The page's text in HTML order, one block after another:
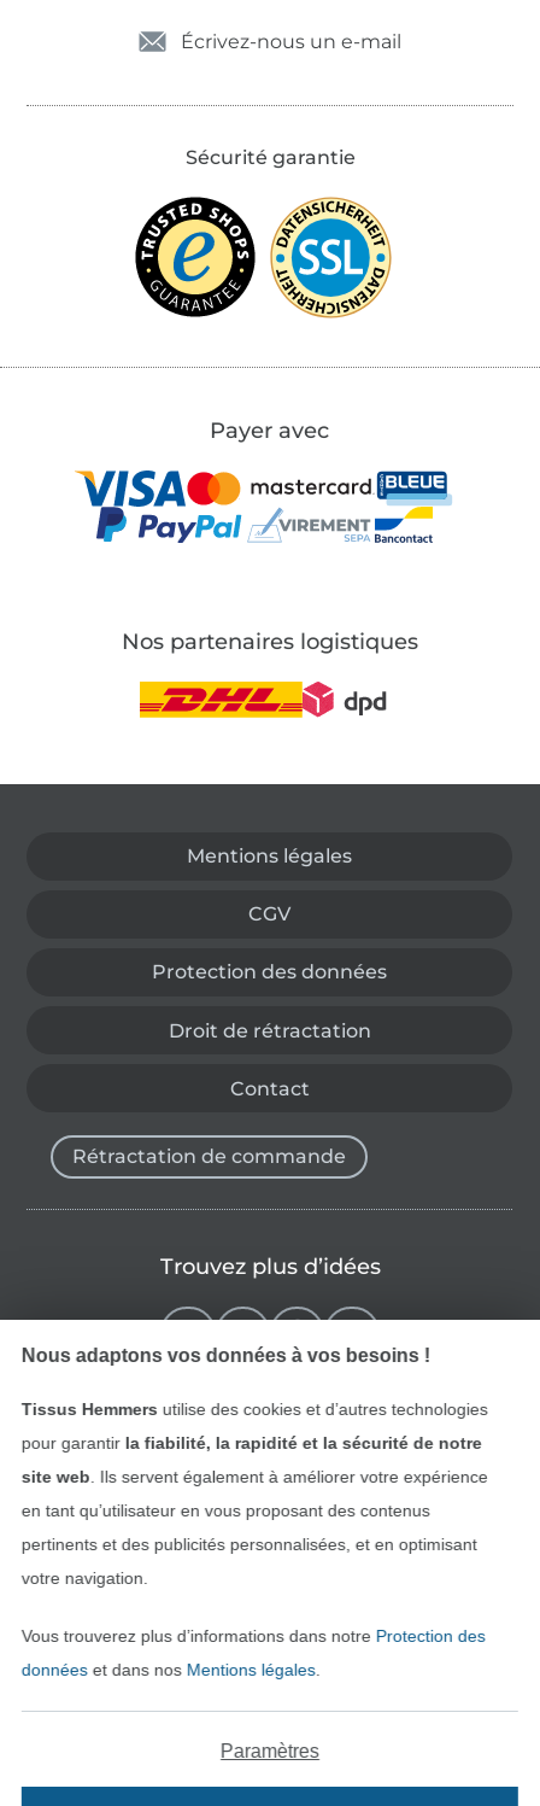
Écrivez-nous un e-mail
Sécurité garantie
Payer avec
Nos partenaires logistiques
Mentions légales
CGV
Protection des données
Droit de rétractation
Contact
Rétractation de commande
Trouvez plus d’idées
Deutsch
Nous adaptons vos données à vos besoins !
Tissus Hemmers utilise des cookies et d’autres technologies
pour garantir la fiabilité, la rapidité et la sécurité de notre
site web . Ils servent également à améliorer votre expérience
en tant qu’utilisateur en vous proposant des contenus
pertinents et des publicités personnalisées, et en optimisant
votre navigation.
Vous trouverez plus d’informations dans notre Protection des
donnéeset dans nos Mentions légales.
Paramètres